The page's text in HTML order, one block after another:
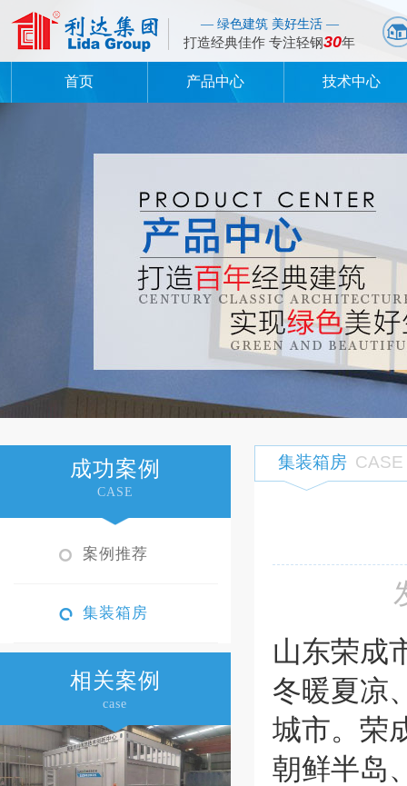
— 绿色建筑 美好生活 —
打造经典佳作 专注轻钢30年
首页 产品中心 技术中心
成功案例
CASE
案例推荐
集装箱房
相关案例
case
集装箱房 CASE
山东荣成
冬暖夏凉
城市。荣
朝鲜半岛